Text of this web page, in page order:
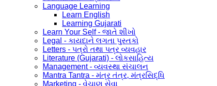
Language Learning
Learn English
Learning Gujarati
Learn Your Self - જાતે શીખો
Legal - કાયદાને લગતા પુસ્તકો
Letters - પત્રો તથા પત્ર વ્યવહાર
Literature (Gujarati) - લોકસાહિત્ય
Management - વ્યવસ્થા સંચાલન
Mantra Tantra - મંત્ર તંત્ર, મંત્રસિદ્ધિ
Marketing - વેચાણ સેવા